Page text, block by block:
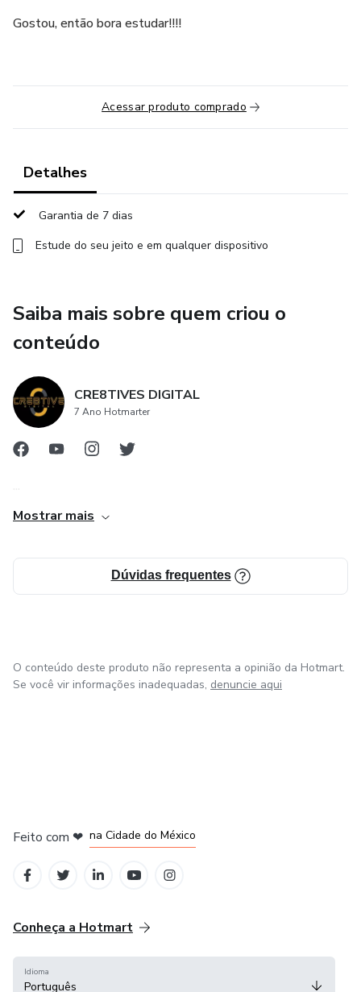
Gostou, então bora estudar!!!!
Acessar produto comprado
Detalhes
Garantia de 7 dias
Estude do seu jeito e em qualquer dispositivo
Saiba mais sobre quem criou o
conteúdo
CRE8TIVES DIGITAL
7 Ano Hotmarter
Mostrar mais
Dúvidas frequentes
O conteúdo deste produto não representa a opinião da Hotmart.
Se você vir informações inadequadas, denuncie aqui
Feito com ❤ na Cidade do México
Conheça a Hotmart
Idioma
Português